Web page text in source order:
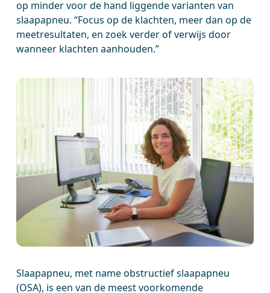
op minder voor de hand liggende varianten van
slaapapneu. “Focus op de klachten, meer dan op de
meetresultaten, en zoek verder of verwijs door
wanneer klachten aanhouden.”
Slaapapneu, met name obstructief slaapapneu
(OSA), is een van de meest voorkomende